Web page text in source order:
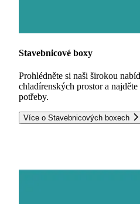
Stavebnicové boxy
Prohlédněte si naši širokou
chladírenských prostor a
potřeby.
Více o Stavebnicových boxech